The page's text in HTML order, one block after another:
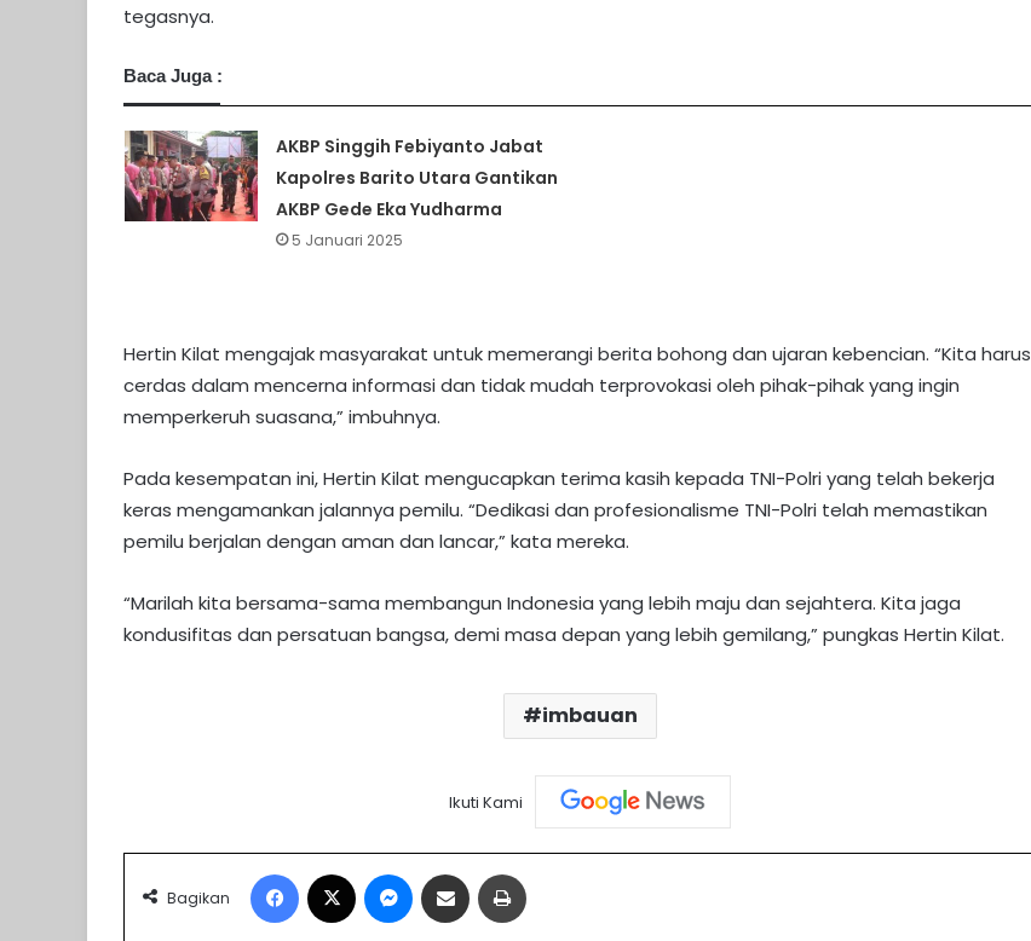
tegasnya.
Baca Juga :
AKBP Singgih Febiyanto Jabat
Kapolres Barito Utara Gantikan
AKBP Gede Eka Yudharma
5 Januari 2025
Hertin Kilat mengajak masyarakat untuk memerangi berita bohong dan ujaran kebencian. “Kita harus
cerdas dalam mencerna informasi dan tidak mudah terprovokasi oleh pihak-pihak yang ingin
memperkeruh suasana,” imbuhnya.
Pada kesempatan ini, Hertin Kilat mengucapkan terima kasih kepada TNI-Polri yang telah bekerja
keras mengamankan jalannya pemilu. “Dedikasi dan profesionalisme TNI-Polri telah memastikan
pemilu berjalan dengan aman dan lancar,” kata mereka.
“Marilah kita bersama-sama membangun Indonesia yang lebih maju dan sejahtera. Kita jaga
kondusifitas dan persatuan bangsa, demi masa depan yang lebih gemilang,” pungkas Hertin Kilat.
imbauan
Ikuti Kami
Bagikan
Facebook Messenger
Share via Email
Gratis di Desa Karamuan
Perlengkapan Sekolah di Teweh
Tengah